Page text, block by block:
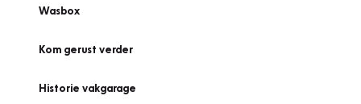
Wasbox
Kom gerust verder
Historie vakgarage